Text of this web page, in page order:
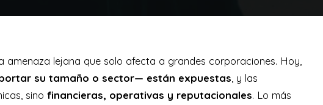
amenaza lejana que solo afecta a grandes corporaciones. Hoy,
su tamaño o sector— están expuestas , y las
sino financieras, operativas y reputacionales. Lo más